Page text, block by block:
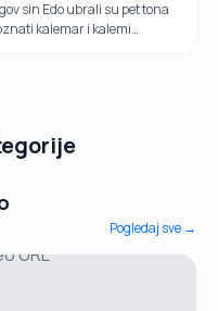
sin Edo ubrali su pet tona
kalemar i kalemi
Pogledaj sve →
URL